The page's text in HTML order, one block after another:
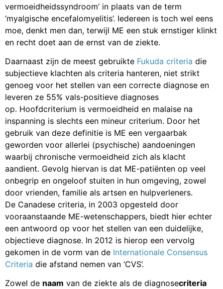
vermoeidheidssyndroom’ in plaats van de term
‘myalgische encefalomyelitis’. Iedereen is toch wel eens
moe, denkt men dan, terwijl ME een stuk ernstiger klinkt
en recht doet aan de ernst van de ziekte.
Daarnaast zijn de meest gebruikte Fukuda criteria die
subjectieve klachten als criteria hanteren, niet strikt
genoeg voor het stellen van een correcte diagnose en
leveren ze 55% vals-positieve diagnoses
op. Hoofdcriterium is vermoeidheid en malaise na
inspanning is slechts een mineur criterium. Door het
gebruik van deze definitie is ME een vergaarbak
geworden voor allerlei (psychische) aandoeningen
waarbij chronische vermoeidheid zich als klacht
aandient. Gevolg hiervan is dat ME-patiënten op veel
onbegrip en ongeloof stuiten in hun omgeving, zowel
door vrienden, familie als artsen en hulpverleners.
De Canadese criteria, in 2003 opgesteld door
vooraanstaande ME-wetenschappers, biedt hier echter
een antwoord op voor het stellen van een duidelijke,
objectieve diagnose. In 2012 is hierop een vervolg
gekomen in de vorm van de Internationale Consensus
Criteria die afstand nemen van ‘CVS’.
Zowel de naam van de ziekte als de diagnosecriteria